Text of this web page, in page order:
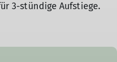
3-stündige Aufstiege.